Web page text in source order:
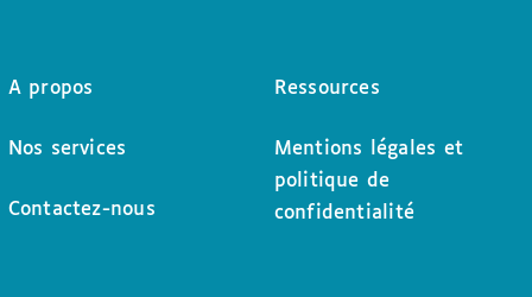
A propos
Nos services
Contactez-nous
Ressources
Mentions légales et
politique de
confidentialité